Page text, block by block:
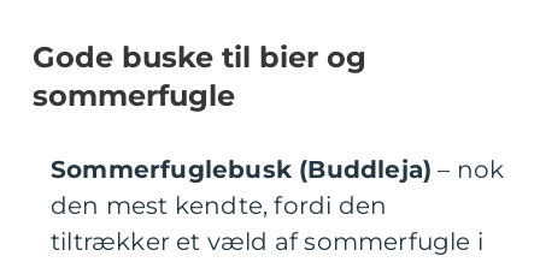
Gode buske til bier og
sommerfugle
Sommerfuglebusk (Buddleja) – nok
den mest kendte, fordi den
tiltrækker et væld af sommerfugle i